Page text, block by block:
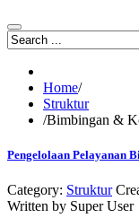
Home/
Struktur
/Bimbingan &
Pengelolaan Pelayanan
Category: Struktur
Written by Super User